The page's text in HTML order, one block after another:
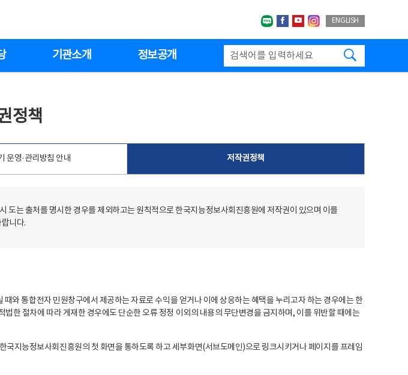
네이버블로그
페이스북
유투브인스타그랩
ENGLISH
기관소개 정보공개
정책
운영·관리방침 안내 저작권정책
는 출처를 명시한 경우를 제외하고는 원칙적으로 한국지능정보사회진흥원에 저작권이 있으며 이를
니다.
와 통합전자 민원창구에서 제공하는 자료로 수익을 얻거나 이에 상응하는 혜택을 누리고자 하는 경우에는 한
한 절차에 따라 게재한 경우에도 단순한 오류 정정 이외의 내용의 무단변경을 금지하며, 이를 위반할 때에는
지능정보사회진흥원의 첫 화면을 통하도록 하고 세부화면(서브도메인)으로 링크시키거나 페이지를 프레임